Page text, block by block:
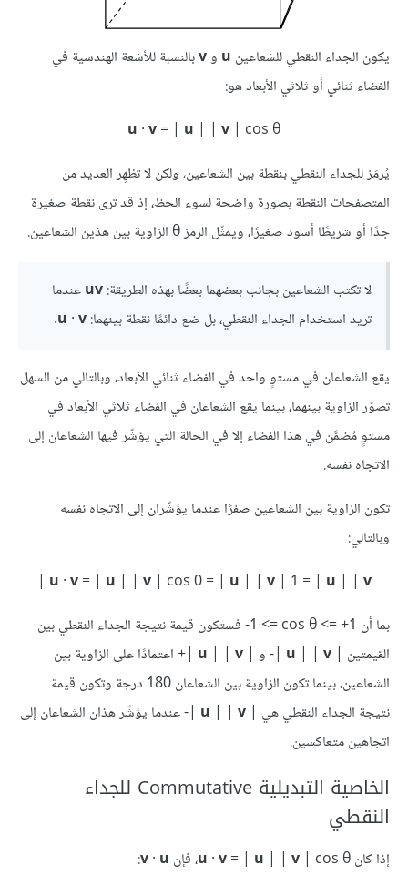
يكون الجداء النقطي للشعاعين u وvبالنسبة للأشعة الهندسية في
الفضاء ثنائي أو ثلاثي الأبعاد هو:
u ·v= | u v | cos θ‪
يُرمَز للجداء النقطي بنقطة بين الشعاعين، ولكن لا تظهِر العديد من
المتصفحات النقطة بصورة واضحة لسوء الحظ، إذ قد ترى نقطة صغيرة
جدًا أو شريطًا أسود صغيرًا، ويمثّل الرمز θ الزاوية بين هذين الشعاعين.
لا تكتب الشعاعين بجانب بعضهما بعضًا بهذه الطريقة: uv عندما
تريد استخدام الجداء النقطي، بل ضع دائمًا نقطة بينهما:
u ·v
.
يقع الشعاعان في مستوٍ واحد في الفضاء ثنائي الأبعاد، وبالتالي من السهل
تصوّر الزاوية بينهما، بينما يقع الشعاعان في الفضاء ثلاثي الأبعاد في
مستوٍ مُضمَّن في هذا الفضاء إلا في الحالة التي يؤشّر فيها الشعاعان إلى
الاتجاه نفسه.
تكون الزاوية بين الشعاعين صفرًا عندما يؤشّران إلى الاتجاه نفسه
وبالتالي:
u ·v= | u v| cos 0 = | u v| 1 = | u v
بما أن ‎-1 <= cos θ <= +1 فستكون قيمة نتيجة الجداء النقطي بين
القيمتين ‎-|
u v
u v
|‎ اعتمادًا على الزاوية بين
الشعاعين، بينما تكون الزاوية بين الشعاعان 180 درجة وتكون قيمة
نتيجة الجداء النقطي هي ‎-|
u v
|‎ عندما يؤشّر هذان الشعاعان إلى
اتجاهين متعاكسين.
الخاصية التبديلية Commutative للجداء
النقطي
إذا كان ‎ u ·v= | u | | v | cos θ، فإن v· u
: